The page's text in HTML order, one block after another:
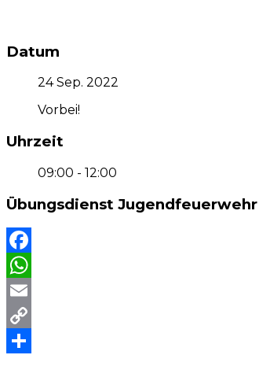
Datum
24 Sep. 2022
Vorbei!
Uhrzeit
09:00 - 12:00
Übungsdienst Jugendfeuerwehr
Facebook
WhatsApp
Email
Copy